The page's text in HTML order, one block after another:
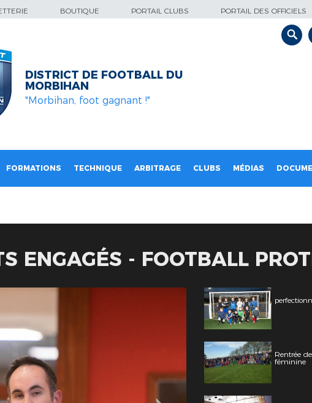
BOUTIQUE PORTAIL CLUBS PORTAIL DES OFFICIELS
DISTRICT DE FOOTBALL DU
MORBIHAN
"Morbihan, foot gagnant !"
FORMATIONS TECHNIQUE ARBITRAGE CLUBS MÉDIAS
ENGAGÉS - FOOTBALL
Rentrée
féminine